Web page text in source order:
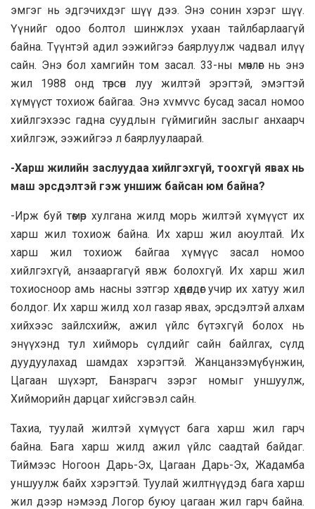
эмгэг нь эдгэчихдэг шүү дээ. Энэ сонин хэрэг шүү.
Үүнийг одоо болтол шинжлэх ухаан тайлбарлаагүй
байна. Түүнтэй адил ээжийгээ баярлуулж чадвал илүү
сайн. Энэ бол хамгийн том засал. 33-ны мөчлөг нь энэ
жил 1988 онд төрсөн луу жилтэй эрэгтэй, эмэгтэй
хүмүүст тохиож байгаа. Энэ хvмvvс бусад засал номоо
хийлгэхээс гадна суудлын гүймигийн заслыг анхаарч
хийлгэж, ээжийгээ л баярлуулaaрай.
-Харш жилийн заслуудаа хийлгэхгүй, тоохгүй явах нь
маш эрсдэлтэй гэж уншиж байсан юм байна?
-Ирж буй төмөр хулгана жилд морь жилтэй хүмүүст их
харш жил тохиож байна. Их харш жил аюултай. Их
харш жил тохиож байгаа хүмүүс засал номоо
хийлгэхгүй, анзaaргагүй явж болохгүй. Их харш жил
тохиосноор амь насны зэтгэр хөдөлдөг учир их хатуу жил
болдог. Их харш жилд хол газар явах, эрсдэлтэй алхам
хийхээс зайлсхийж, ажил үйлс бүтэхгүй болох нь
энүүхэнд тул хийморь сүлдийг сайн байлгах, сүлд
дуудуулахад шамдах хэрэгтэй. Жанцанзэмүбүнжин,
Цагаан шүхэрт, Банзрагч зэрэг номыг уншуулж,
Хийморийн дарцаг хийсгэвэл сайн.
Тахиа, туулай жилтэй хүмүүст бага харш жил гарч
байна. Бага харш жилд ажил үйлс саадтай байдаг.
Тиймээс Ногоон Дарь-Эх, Цагаан Дарь-Эх, Жадамба
уншуулж байх хэрэгтэй. Туулай жилтнүүдэд бага харш
жил дээр нэмээд Логор буюу цагаан жил гарч байна.